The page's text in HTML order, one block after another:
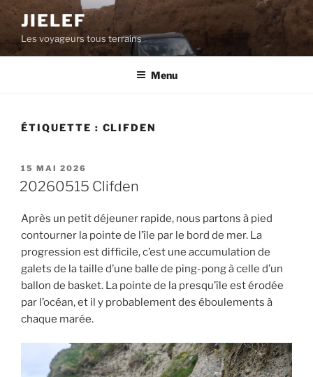
Aller
contenu
principal
JIELEF
Les voyageurs tous terrains
Menu
ÉTIQUETTE : CLIFDEN
PUBLIÉ
LE
15 MAI 2026
20260515 Clifden
Après un petit déjeuner rapide, nous partons à pied
contourner la pointe de l’île par le bord de mer. La
progression est difficile, c’est une accumulation de
galets de la taille d’une balle de ping-pong à celle d’un
ballon de basket. La pointe de la presqu’île est érodée
par l’océan, et il y probablement des éboulements à
chaque marée.